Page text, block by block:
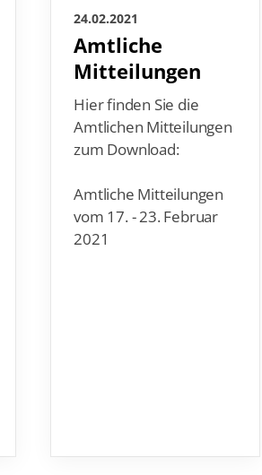
24.02.2021
Amtliche
Mitteilungen
Hier finden Sie die
Amtlichen Mitteilungen
zum Download:
Amtliche Mitteilungen
vom 17. - 23. Februar
2021